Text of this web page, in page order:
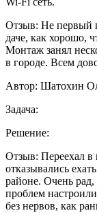
Отзыв: Не первый
даче, как хорошо,
Монтаж занял
в городе. Всем
Автор: Шатохин
Задача:
Решение:
Отзыв: Переехал в
отказывались
районе. Очень рад,
проблем
без нервов, как